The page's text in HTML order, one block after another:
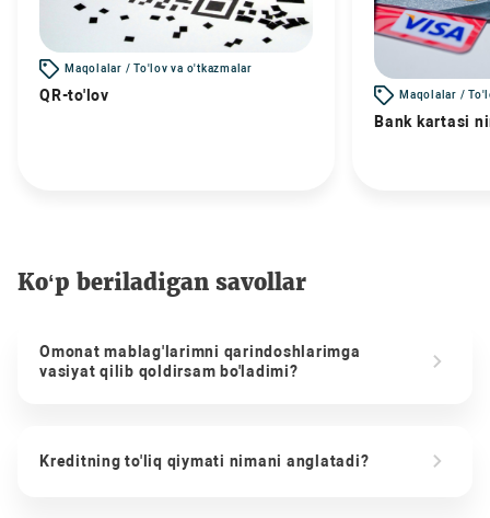
Maqolalar / To'lov va o'tkazmalar
QR-to'lov Maqolalar /
Bank kartasi
Ko‘p beriladigan savollar
Omonat mablag'larimni qarindoshlarimga
vasiyat qilib qoldirsam bo'ladimi?
Kreditning to'liq qiymati nimani anglatadi?